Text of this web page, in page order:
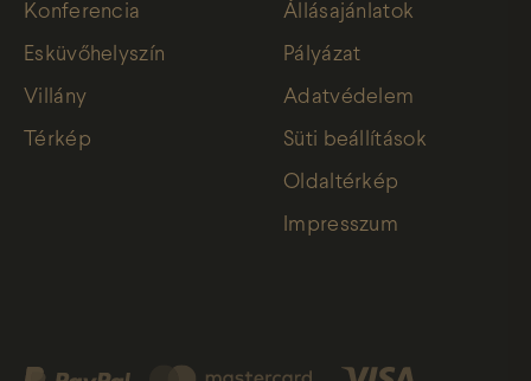
Konferencia
Esküvőhelyszín
Villány
Térkép
Állásajánlatok
Pályázat
Adatvédelem
Süti beállítások
Oldaltérkép
Impresszum